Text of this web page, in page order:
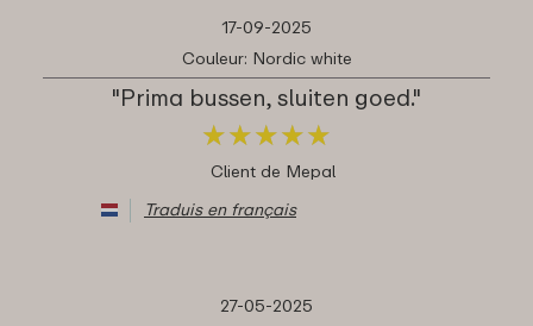
17-09-2025
Couleur: Nordic white
"Prima bussen, sluiten goed."
★★★★★
★★★★★
Client de Mepal
Traduis en français
27-05-2025